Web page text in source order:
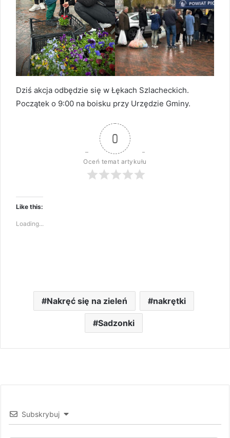
Dziś akcja odbędzie się w Łękach Szlacheckich.
Początek o 9:00 na boisku przy Urzędzie Gminy.
0
Oceń temat artykułu
Like this:
Loading...
Nakręć się na zieleń nakrętki
Sadzonki
Subskrybuj